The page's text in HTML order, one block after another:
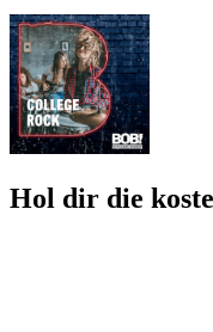
Hol dir die